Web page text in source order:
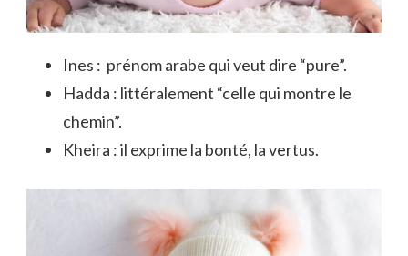
Ines : prénom arabe qui veut dire “pure”.
Hadda : littéralement “celle qui montre le
chemin”.
Kheira : il exprime la bonté, la vertus.